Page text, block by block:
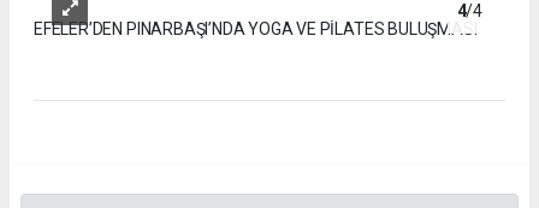
4/4
EFELER’DEN PINARBAŞI’NDA YOGA VE PİLATES BULUŞMASI